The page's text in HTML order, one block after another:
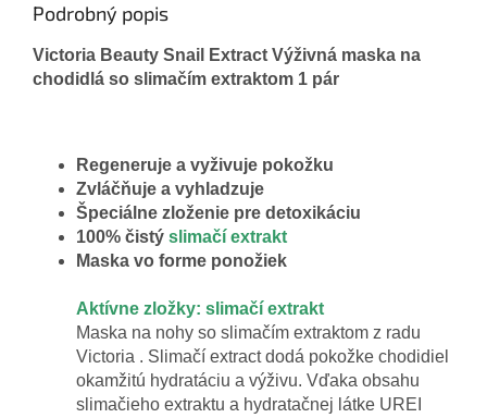
Podrobný popis
Victoria Beauty Snail Extract Výživná maska na
chodidlá so slimačím extraktom 1 pár
Regeneruje a vyživuje pokožku
Zvláčňuje a vyhladzuje
Špeciálne zloženie pre detoxikáciu
100% čistý slimačí extrakt
Maska vo forme ponožiek
Aktívne zložky: slimačí extrakt
Maska na nohy so slimačím extraktom z radu
Victoria . Slimačí extract dodá pokožke chodidiel
okamžitú hydratáciu a výživu. Vďaka obsahu
slimačieho extraktu a hydratačnej látke UREI